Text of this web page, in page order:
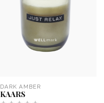
DARK AMBER
KAARS